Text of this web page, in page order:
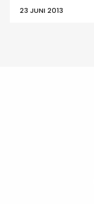
23 JUNI 2013